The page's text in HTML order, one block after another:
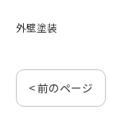
外壁塗装
< 前のページ